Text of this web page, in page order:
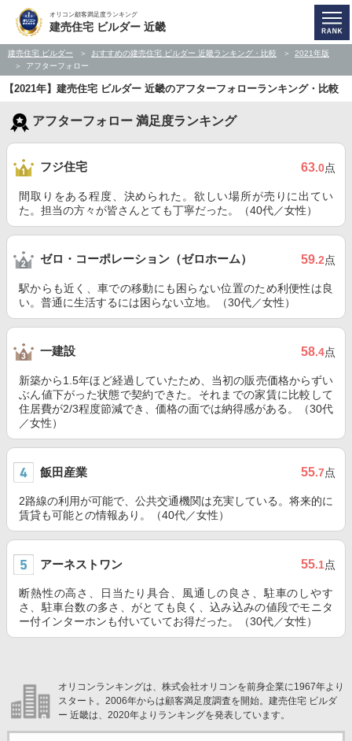
オリコン顧客満足度ランキング
建売住宅 ビルダー 近畿
建売住宅 ビルダー おすすめの建売住宅 ビルダー 近畿ランキング・比較
2021年版
アフターフォロー
【2021年】建売住宅 ビルダー 近畿のアフターフォローランキング・比較
アフターフォロー 満足度ランキング
フジ住宅 63.0点
間取りをある程度、決められた。欲しい場所が売りに出てい
た。担当の方々が皆さんとても丁寧だった。（40代／女性）
ゼロ・コーポレーション（ゼロホーム） 59.2点
駅からも近く、車での移動にも困らない位置のため利便性は良
い。普通に生活するには困らない立地。（30代／女性）
一建設 58.4点
新築から1.5年ほど経過していたため、当初の販売価格からずい
ぶん値下がった状態で契約できた。それまでの家賃に比較して
住居費が2/3程度節減でき、価格の面では納得感がある。（30代
／女性）
飯田産業 55.7点
2路線の利用が可能で、公共交通機関は充実している。将来的に
賃貸も可能との情報あり。（40代／女性）
アーネストワン 55.1点
断熱性の高さ、日当たり具合、風通しの良さ、駐車のしやす
さ、駐車台数の多さ、がとても良く、込み込みの値段でモニタ
ー付インターホンも付いていてお得だった。（30代／女性）
オリコンランキングは、株式会社オリコンを前身企業に1967年より
スタート。2006年からは顧客満足度調査を開始。建売住宅 ビルダ
ー 近畿は、2020年よりランキングを発表しています。